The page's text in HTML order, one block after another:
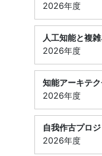
2026年度
人工知能と複
2026年度
知能アーキテ
2026年度
自我作古プロ
2026年度